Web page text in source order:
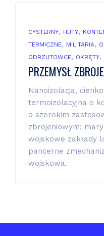
CYSTERNY, HUTY,
TERMICZNE, MILITARIA,
ODRZUTOWCE, OKRĘTY,
PRZEMYSŁ
Nanoizolacja,
termoizolacyjna o
o szerokim
zbrojeniowym:
wojskowe zakłady
pancerne
wojskowa.